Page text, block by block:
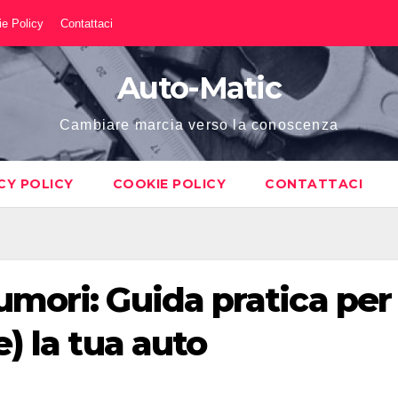
Policy Contattaci
Auto-Matic
Cambiare marcia verso la conoscenza
POLICY COOKIE POLICY CONTATTACI
Guida pratica per
la tua auto